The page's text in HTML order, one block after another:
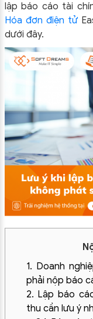
lập báo cáo tài
Hóa đơn điện tử
dưới đây.
1. Doanh
phải nộp báo
2. Lập báo
thu cần lưu ý